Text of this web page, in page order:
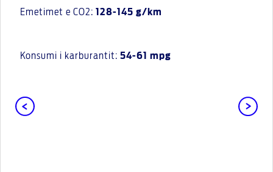
Emetimet e CO2: 128-145 g/km
Konsumi i karburantit: 54-61 mpg